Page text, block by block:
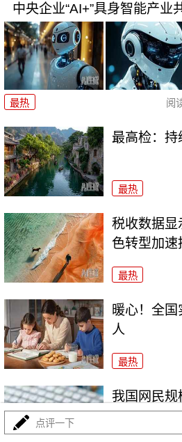
中央企业“AI+”具身智能产业
最热 阅
最高检：
最热
税收数据显
色转型加速
最热
暖心！全
人
最热
我国网民
点评一下